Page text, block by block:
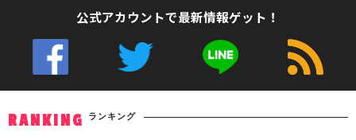
公式アカウントで最新情報ゲット！
RANKING ランキング